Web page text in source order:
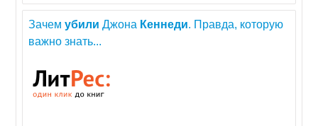
Зачемубили Джона Кеннеди. Правда, которую
важно знать...